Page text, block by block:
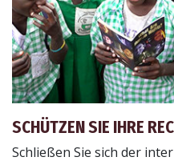
SCHÜTZEN SIE IHRE
Schließen Sie sich der